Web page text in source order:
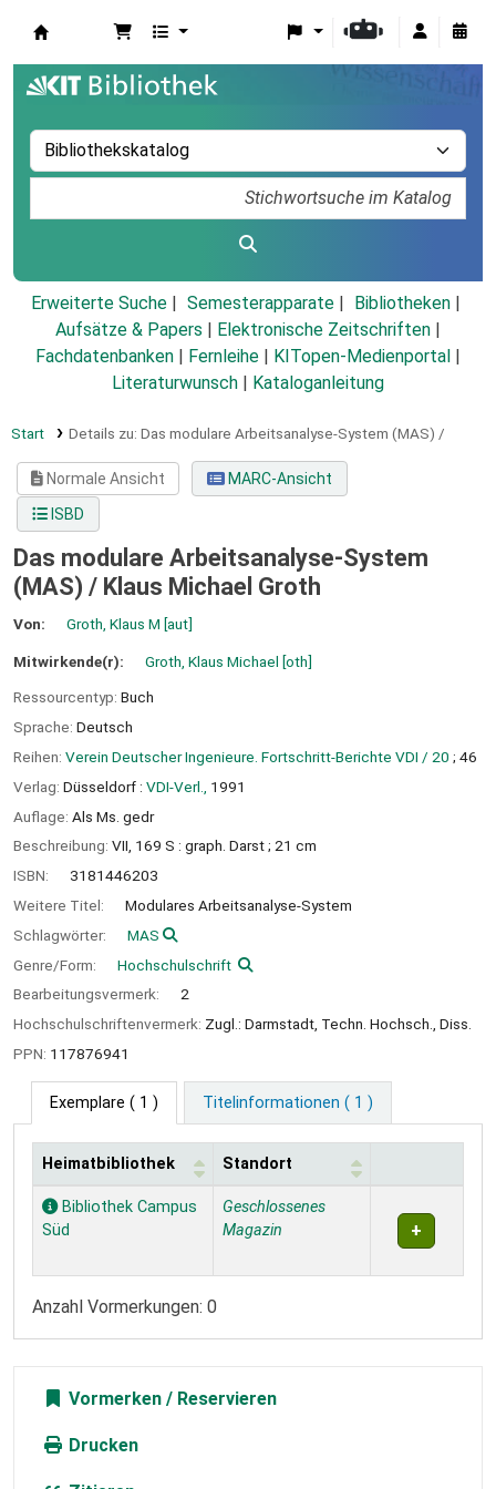
Erweiterte Suche Semesterapparate
Bibliotheken
Aufsätze & Papers
Elektronische Zeitschriften
Fachdatenbanken
Fernleihe KITopen-Medienportal
Literaturwunsch
Kataloganleitung
Start Details zu: Das modulare Arbeitsanalyse-System (MAS) /
Normale Ansicht
MARC-Ansicht
ISBD
Das modulare Arbeitsanalyse-System
(MAS) / Klaus Michael Groth
Von: Groth, Klaus M [aut]
Mitwirkende(r): Groth, Klaus Michael [oth]
Ressourcentyp: Buch
Sprache: Deutsch
Reihen: Verein Deutscher Ingenieure. Fortschritt-Berichte VDI / 20 ; 46
Verlag: Düsseldorf : VDI-Verl.,
1991
Auflage: Als Ms. gedr
Beschreibung: VII, 169 S : graph. Darst ; 21 cm
ISBN:
3181446203
Weitere Titel:
Modulares Arbeitsanalyse-System
Schlagwörter:
MAS
Genre/Form:
Hochschulschrift
Bearbeitungsvermerk:
2
Hochschulschriftenvermerk: Zugl.: Darmstadt, Techn. Hochsch., Diss.
PPN: 117876941
Exemplare ( 1 ) Titelinformationen ( 1 )
Exemplare
Heimatbibliothek Standort
Bibliothek Campus
Süd
Geschlossenes
Magazin
Anzahl Vormerkungen: 0
Vormerken
Drucken